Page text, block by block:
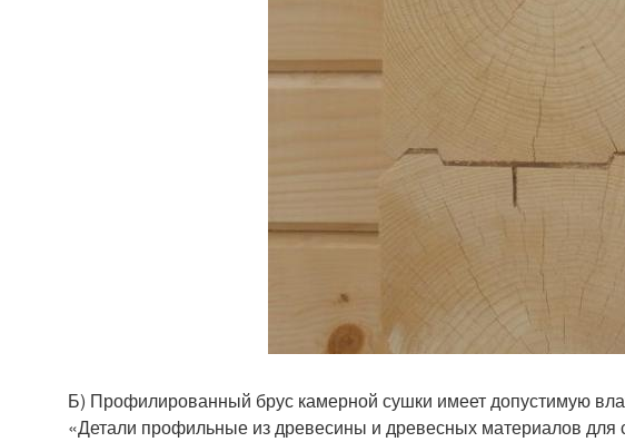
Б) Профилированный брус камерной сушки имеет допустимую
«Детали профильные из древесины и древесных материалов для